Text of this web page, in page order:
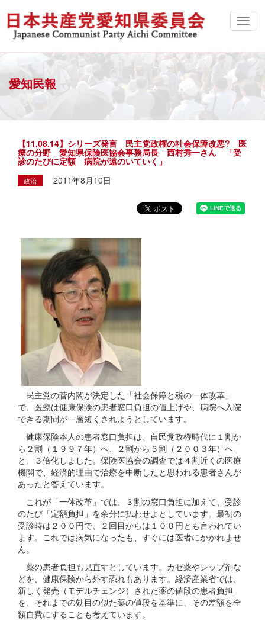
愛知民報
【11.08.14】シリーズ発言 民主党政権の社会保障改悪? 医
療の分野 愛知県保険医協会事務局長 西村秀一さん 「受
診のたびに定額 病院が遠のいていく」
政治 2011年8月10日
民主党の菅内閣が決定した「社会保障と税の一体改革」
で、医療は健康保険の患者窓口負担の値上げや、病院へ入院
できる期間が一層短くされようとしています。
健康保険本人の患者窓口負担は、自民党政権時代に１割か
ら２割（１９９７年）へ、２割から３割（２００３年）へ
と、３倍化しました。保険医協会の調査では４割近くの医療
機関で、経済的理由で治療を中断したと思われる患者さんが
あったと答えています。
これが「一体改革」では、３割の窓口負担に加えて、受診
のたび「定額負担」を余分に払わせよとしています。最初の
受診時は２００円で、２回目からは１００円とも言われてい
ます。これでは病気になったも、すぐには医者にかかれませ
ん。
薬の患者負担も見直すとしています。カゼ薬やシップ剤な
どを、健康保険から外す恐れもあります。経済産業省では、
新しく発売（モデルチェンジ）された薬の値段の患者負担
を、それまでの効目の似た薬の値段を基準に、その差額を全
額自費にすることも考えています。